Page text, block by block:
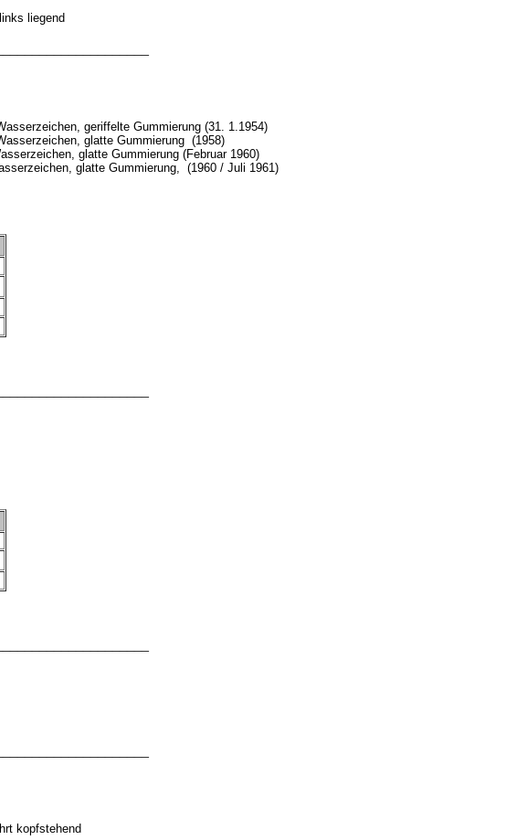
liegend
geriffelte Gummierung (31. 1.1954)
glatte Gummierung (1958)
glatte Gummierung (Februar 1960)
glatte Gummierung, (1960 / Juli 1961)
kopfstehend